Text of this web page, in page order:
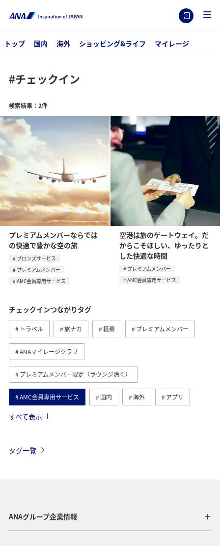
トップ 国内 海外 ショッピング&ライフ マイレージ
#チェックイン
検索結果：2件
プレミアムメンバーならでは
の快適で豊かな空の旅
ブロンズサービス
プレミアムメンバー
AMC会員専用サービス
空港は旅のゲートウェイ。だ
からこそほしい、ゆったりと
した快適な時間
プレミアムメンバー
AMC会員専用サービス
チェックインつながりタグ
トラベル 旅ナカ 搭乗 プレミアムメンバー
ANAマイレージクラブ
プレミアムメンバー限定（ラウンジ除く）
AMC会員専用サービス 国内 海外 アプリ
旅マエ
すべて表示
タグ一覧
ANAグループ企業情報